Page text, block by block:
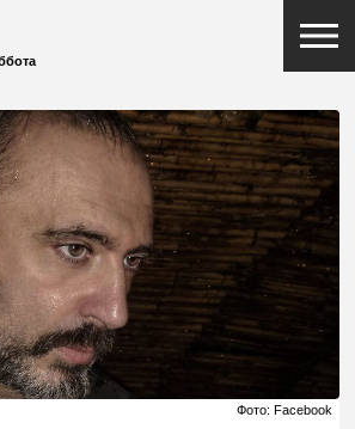
Фото: Facebook